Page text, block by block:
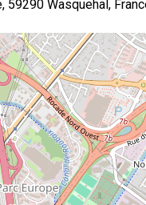
59290 Wasquehal,